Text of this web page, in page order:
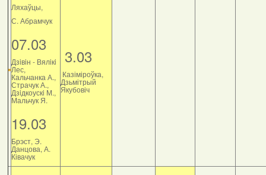
Ляхаўцы,
С. Абрамчук
07.03
Дзiвiн - Вялiкi
Лес,
Кальчанка А.,
Страчук А.,
Дзiдкоускi М.,
Мальчук Я.
19.03
Брэст, Э.
Данцова, А.
Ківачук
3.03
Казіміроўка,
Дзьмітрый
Якубовіч